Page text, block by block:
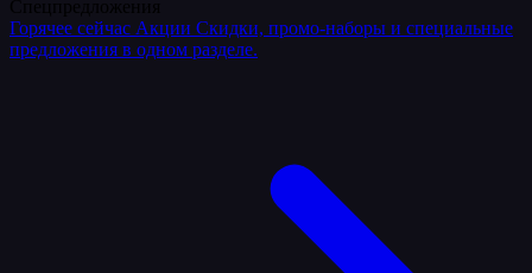
Горячее сейчас Акции Скидки, промо-наборы и специальные
предложения в одном разделе.